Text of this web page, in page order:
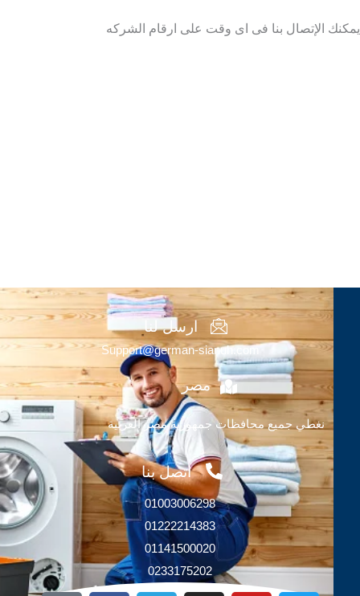
يمكنك الإتصال بنا فى اى وقت على ارقام الشركه
ارسل لنا
Support@german-sianuh.com
مصر
نغطي جميع محافظات جمهورية مصر العربية
اتصل بنا
01003006298
01222214383
01141500020
0233175202